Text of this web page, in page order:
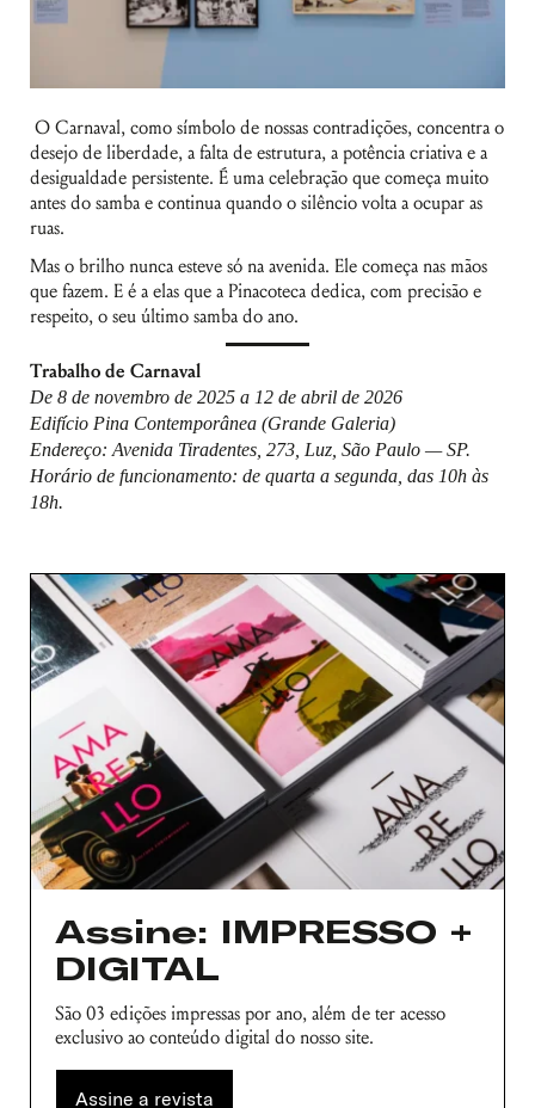
O Carnaval, como símbolo de nossas contradições, concentra o
desejo de liberdade, a falta de estrutura, a potência criativa e a
desigualdade persistente. É uma celebração que começa muito
antes do samba e continua quando o silêncio volta a ocupar as
ruas.
Mas o brilho nunca esteve só na avenida. Ele começa nas mãos
que fazem. E é a elas que a Pinacoteca dedica, com precisão e
respeito, o seu último samba do ano.
Trabalho de Carnaval
De 8 de novembro de 2025 a 12 de abril de 2026
Edifício Pina Contemporânea (Grande Galeria)
Endereço: Avenida Tiradentes, 273, Luz, São Paulo — SP.
Horário de funcionamento: de quarta a segunda, das 10h às
18h.
Assine: IMPRESSO +
DIGITAL
São 03 edições impressas por ano, além de ter acesso
exclusivo ao conteúdo digital do nosso site.
Assine a revista